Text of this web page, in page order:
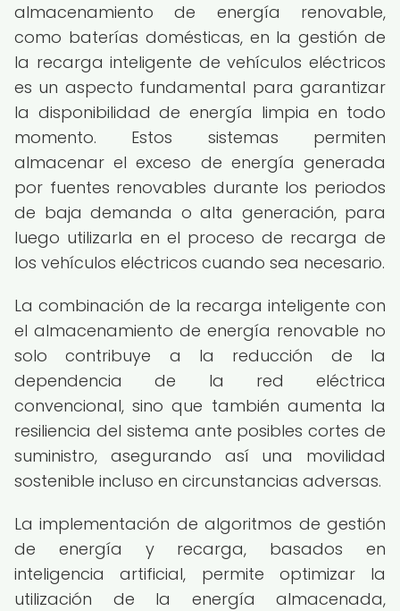
almacenamiento de energía renovable,
como baterías domésticas, en la gestión de
la recarga inteligente de vehículos eléctricos
es un aspecto fundamental para garantizar
la disponibilidad de energía limpia en todo
momento. Estos sistemas permiten
almacenar el exceso de energía generada
por fuentes renovables durante los periodos
de baja demanda o alta generación, para
luego utilizarla en el proceso de recarga de
los vehículos eléctricos cuando sea necesario.
La combinación de la recarga inteligente con
el almacenamiento de energía renovable no
solo contribuye a la reducción de la
dependencia de la red eléctrica
convencional, sino que también aumenta la
resiliencia del sistema ante posibles cortes de
suministro, asegurando así una movilidad
sostenible incluso en circunstancias adversas.
La implementación de algoritmos de gestión
de energía y recarga, basados en
inteligencia artificial, permite optimizar la
utilización de la energía almacenada,